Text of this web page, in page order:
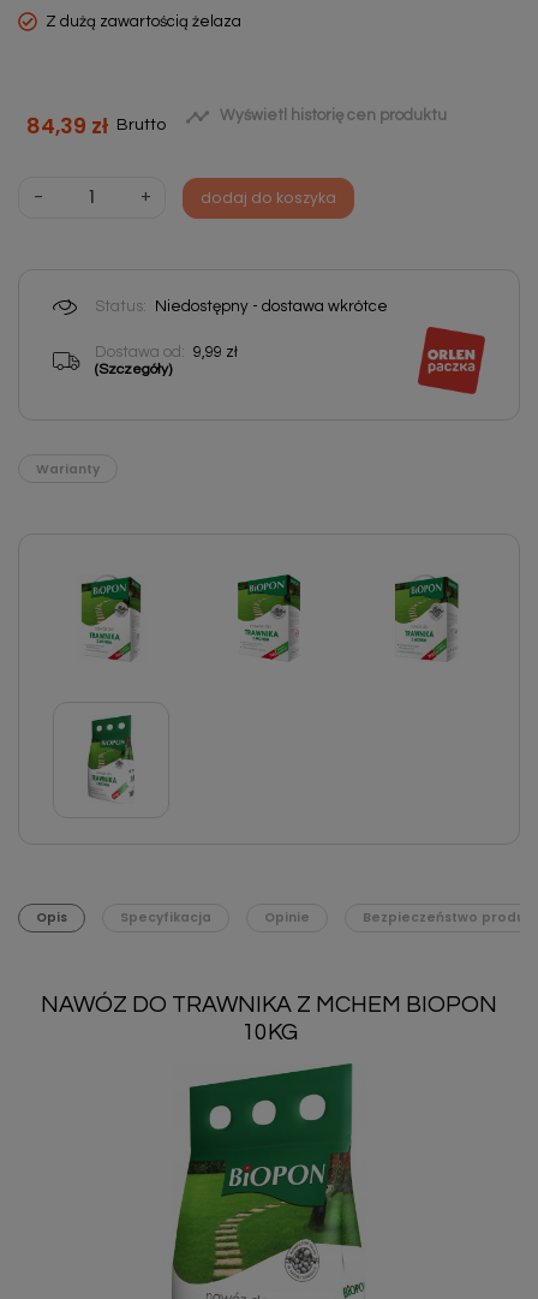
Z dużą zawartością żelaza
84,39 zł Brutto  Wyświetl historię cen produktu
- + dodaj do koszyka
Status: Niedostępny - dostawa wkrótce
Dostawa od: 9,99 zł
(Szczegóły)
Warianty
Opis Specyfikacja Opinie Bezpieczeństwo
NAWÓZ DO TRAWNIKA Z MCHEM BIOPON
10KG